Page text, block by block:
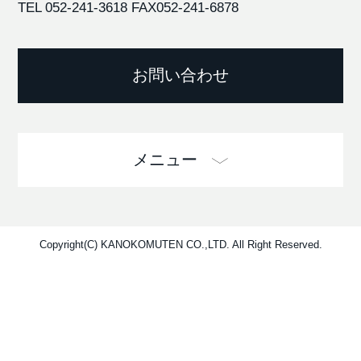
TEL 052-241-3618 FAX052-241-6878
お問い合わせ
メニュー
Copyright(C) KANOKOMUTEN CO.,LTD. All Right Reserved.